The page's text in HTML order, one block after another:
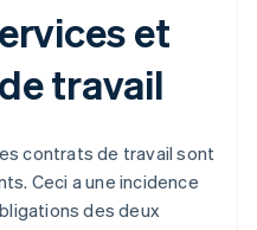
et
travail
contrats de travail sont
Ceci a une incidence
des deux